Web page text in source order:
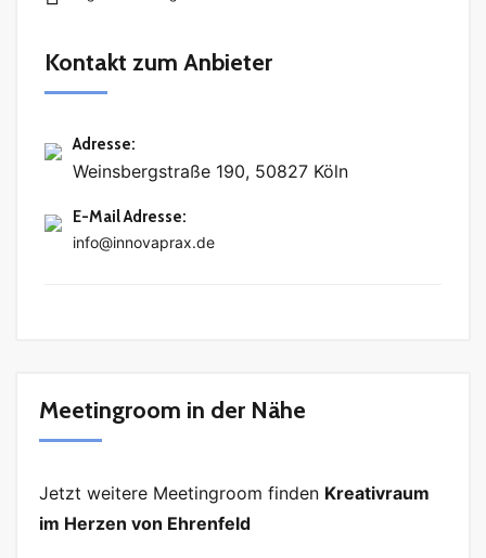
Kontakt zum Anbieter
Adresse:
Weinsbergstraße 190, 50827 Köln
E-Mail Adresse:
info@innovaprax.de
Meetingroom in der Nähe
Jetzt weitere Meetingroom finden Kreativraum
im Herzen von Ehrenfeld